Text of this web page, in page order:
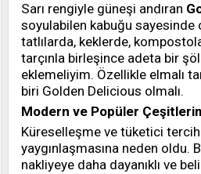
Sarı rengiyle güneşi andıran
soyulabilen kabuğu sayesinde
tatlılarda, keklerde,
tarçınla birleşince adeta bir
eklemeliyim. Özellikle elmalı
biri Golden Delicious olmalı.
Modern ve Popüler
Küreselleşme ve tüketici
yaygınlaşmasına neden oldu.
nakliyeye daha dayanıklı ve